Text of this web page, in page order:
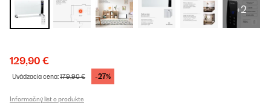
+2
129,90 €
Uvádzacia cena:179,90 € -27%
Informačný list o produkte